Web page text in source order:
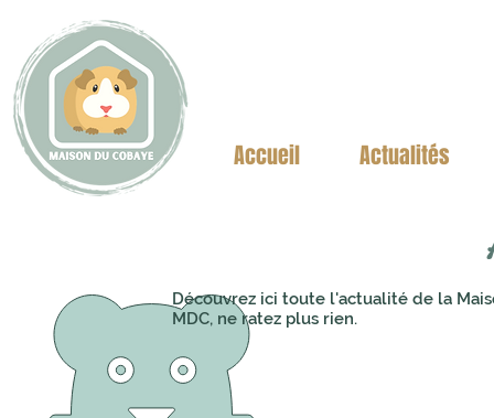
Accueil Actualités
Découvrez ici toute l'actualité de la
MDC, ne ratez plus rien.